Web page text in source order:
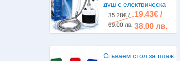
душ с електрическа
помпа, акумулаторна
батерия
35.28€ /
69.00 лв.
19.43€ /
38.00 лв.
Сгъваем стол за плаж